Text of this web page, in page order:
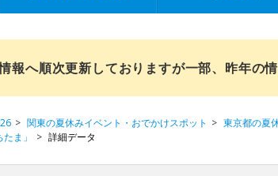
報へ順次更新しておりますが一部、昨年の
関東の夏休みイベント・おでかけスポット 東京都の夏
ま」
詳細データ